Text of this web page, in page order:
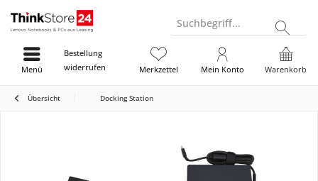
Suchbegriff...
Bestellung
widerrufen
Warenkorb
Merkzettel Mein Konto
Menü
Übersicht Docking Station